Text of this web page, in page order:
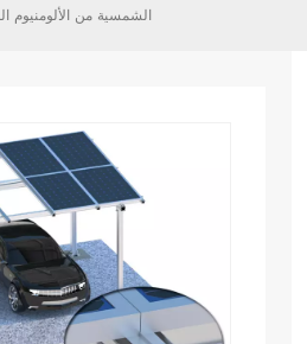
الشمسية من الألومنيوم
نظام تركيب
الشمسية من